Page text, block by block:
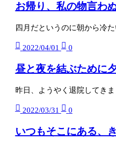
お帰り、私の物言わぬ
四月だというのに朝から冷
2022/04/01 0
昼と夜を結ぶために
昨日、ようやく退院してき
2022/03/31 0
いつもそこにある、